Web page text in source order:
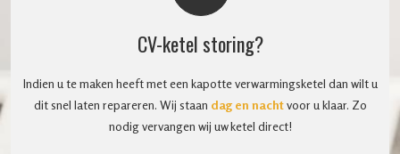
CV-ketel storing?
Indien u te maken heeft met een kapotte verwarmingsketel dan wilt u
dit snel laten repareren. Wij staan dag en nachtvoor u klaar. Zo
nodig vervangen wij uw ketel direct!